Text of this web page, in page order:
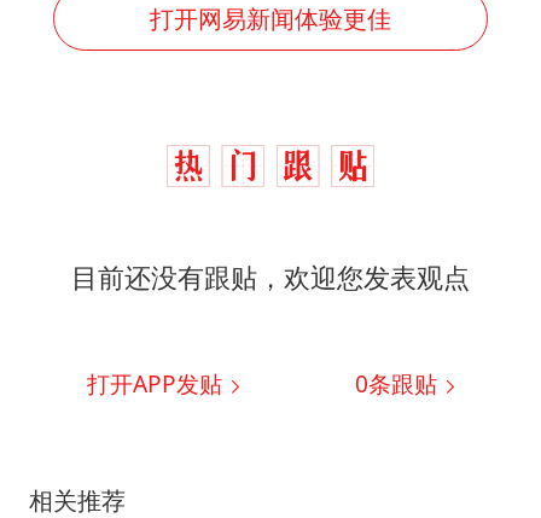
打开网易新闻体验更佳
目前还没有跟贴，欢迎您发表观点
打开APP发贴 0条跟贴
相关推荐